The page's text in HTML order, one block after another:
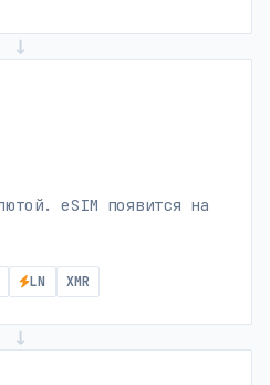
→
eSIM появится на
LN XMR
→